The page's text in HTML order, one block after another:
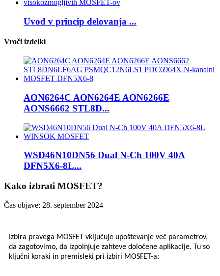
Uvod v princip delovanja ...
Vroči izdelki
AON6264C AON6264E AON6266E
AONS6662 STL8D...
WSD46N10DN56 Dual N-Ch 100V 40A
DFN5X6-8L...
Kako izbrati MOSFET?
Čas objave: 28. september 2024
Izbira pravega MOSFET vključuje upoštevanje več parametrov,
da zagotovimo, da izpolnjuje zahteve določene aplikacije. Tu so
ključni koraki in premisleki pri izbiri MOSFET-a: